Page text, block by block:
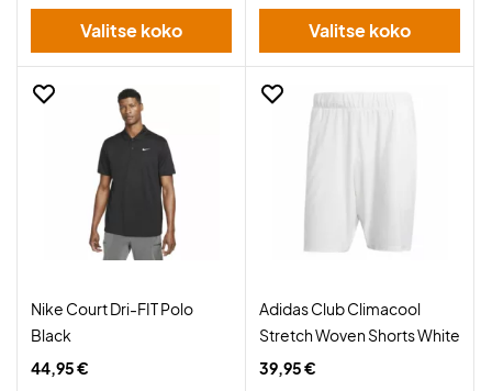
Valitse koko Valitse koko
Nike Court Dri-FIT Polo
Black
44,95 €
Adidas Club Climacool
Stretch Woven Shorts White
39,95 €